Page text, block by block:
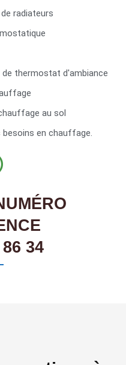
radiateurs
thermostat d'ambiance
au sol
en chauffage.
34